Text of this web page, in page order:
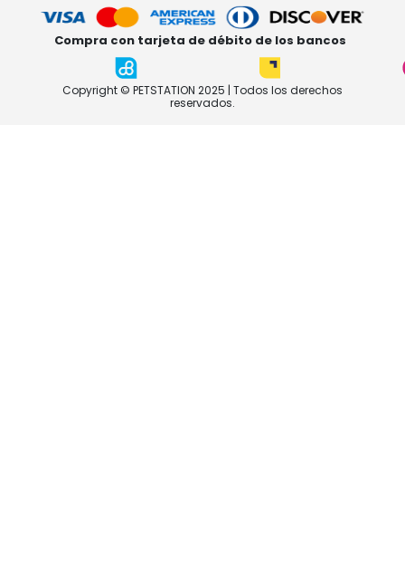
Compra con tarjeta de débito de los bancos
Copyright © PETSTATION 2025 | Todos los derechos
reservados.